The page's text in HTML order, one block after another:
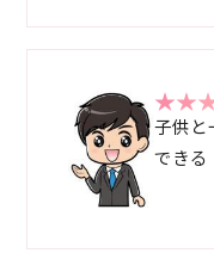
子供と
できる